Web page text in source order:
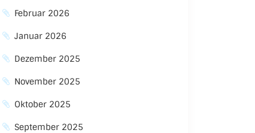
Februar 2026
Januar 2026
Dezember 2025
November 2025
Oktober 2025
September 2025